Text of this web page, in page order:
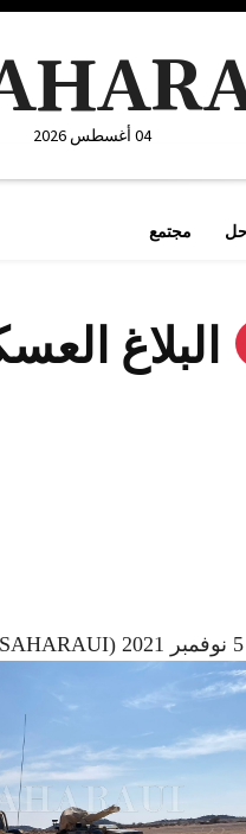
04 أغسطس 2026
مجتمع